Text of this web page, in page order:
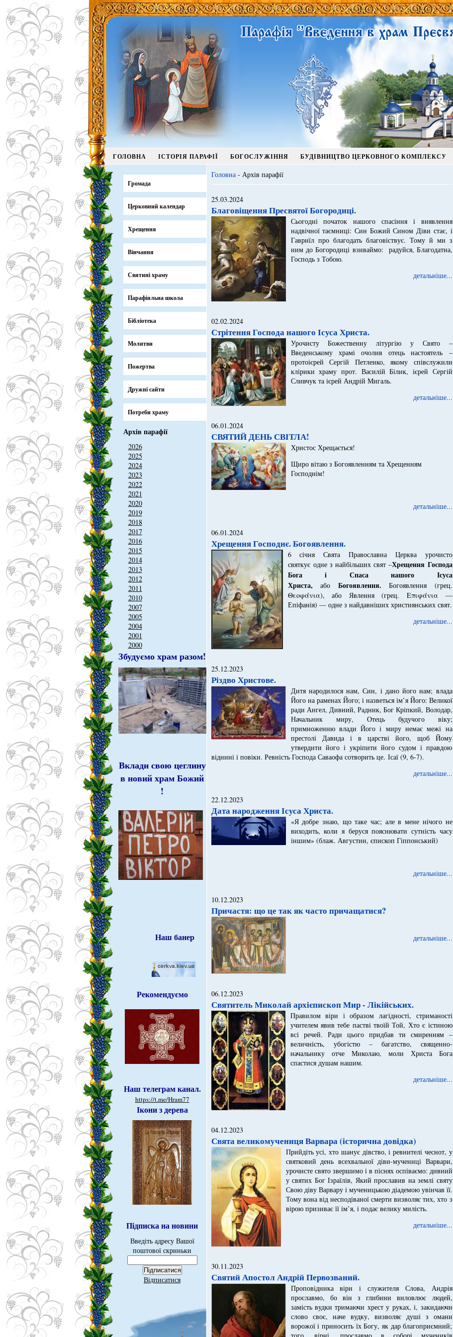
ГОЛОВНА ІСТОРІЯ ПАРАФІЇ БОГОСЛУЖІННЯ БУДІВНИЦТВО ЦЕРКОВНОГО КОМПЛЕКСУ
Громада
Церковний календар
Хрещення
Вінчання
Святині храму
Парафіяльна школа
Бібліотека
Молитви
Пожертва
Дружні сайти
Потреби храму
Архів парафії
2026
2025
2024
2023
2022
2021
2020
2019
2018
2017
2016
2015
2014
2013
2012
2011
2010
2007
2005
2004
2001
2000
Збудуємо храм разом!
Вклади свою цеглину
в новий храм Божий
!
Наш банер
Рекомендуємо
Наш телеграм канал.
https://t.me/Hram77
Ікони з дерева
Підписка на новини
Введіть адресу Вашої
поштової скриньки
Відписатися
Головна- Архів парафії
25.03.2024
Благовіщення Пресвятої Богородиці.
Сьогодні початок нашого спасіння і виявлення
надвічної таємниці: Син Божий Сином Діви стає, і
Гавриїл про благодать благовіствує. Тому й ми з
ним до Богородиці взиваймо: радуйся, Благодатна,
Господь з Тобою.
детальніше...
02.02.2024
Стрітення Господа нашого Ісуса Христа.
Урочисту Божественну літургію у Свято –
Введенському храмі очолив отець настоятель –
протоієрей Сергій Петленко, якому співслужили
клірики храму прот. Василій Білик, ієрей Сергій
Сливчук та ієрей Андрій Мигаль.
детальніше...
06.01.2024
СВЯТИЙ ДЕНЬ СВІТЛА!
Христос Хрещається!
Щиро вітаю з Богоявленням та Хрещенням
Господнім!
детальніше...
06.01.2024
Хрещення Господнє. Богоявлення.
6 січня Свята Православна Церква урочисто
святкує одне з найбільших свят –Хрещення Господа
Бога і Спаса нашого Ісуса
Христа, або Богоявлення. Богоявлення (грец.
Θεοφάνια), або Явлення (грец. Επιφάνια —
Епіфанія) — одне з найдавніших християнських свят.
детальніше...
25.12.2023
Різдво Христове.
Дитя народилося нам, Син, і дано його нам; влада
Його на раменах Його; і назветься ім’я Його: Великої
ради Ангел, Дивний, Радник, Бог Кріпкий, Володар,
Начальник миру, Отець будучого віку;
примноженню влади Його і миру немає межі на
престолі Давида і в царстві його, щоб Йому
утвердити його і укріпити його судом і правдою
віднині і повіки. Ревність Господа Саваофа сотворить це. Ісаї (9, 6-7).
детальніше...
22.12.2023
Дата народження Ісуса Христа.
«Я добре знаю, що таке час; але в мене нічого не
виходить, коли я беруся пояснювати сутність часу
іншим» (блаж. Августин, єпископ Гіппонський)
детальніше...
10.12.2023
Причастя: що це так як часто причащатися?
детальніше...
06.12.2023
Святитель Миколай архієпископ Мир - Лікійських.
Правилом віри і образом лагідності, стриманості
учителем явив тебе пастві твоїй Той, Хто є істиною
всі речей. Ради цього придбав ти смиренням –
величність, убогістю – багатство, священно-
начальнику отче Миколаю, моли Христа Бога
спастися душам нашим.
детальніше...
04.12.2023
Свята великомучениця Варвара (історична довідка)
Прийдіть усі, хто шанує дівство, і ревнителі чеснот, у
святковий день всехвальної діви-мучениці Варвари,
урочисте свято звершимо і в піснях оспіваємо: дивний
у святих Бог Ізраїлів, Який прославив на землі святу
Свою діву Варвару і мученицькою діадемою увінчав її.
Тому вона від несподіваної смерти визволяє тих, хто з
вірою призиває її ім’я, і подає велику милість.
детальніше...
30.11.2023
Святий Апостол Андрій Первозваний.
Проповідника віри і служителя Слова, Андрія
прославмо, бо він з глибини виловлює людей,
замість вудки тримаючи хрест у руках, і, закидаючи
слово своє, наче вудку, визволяє душі з омани
ворожої і приносить їх Богу, як дар благоприємний;